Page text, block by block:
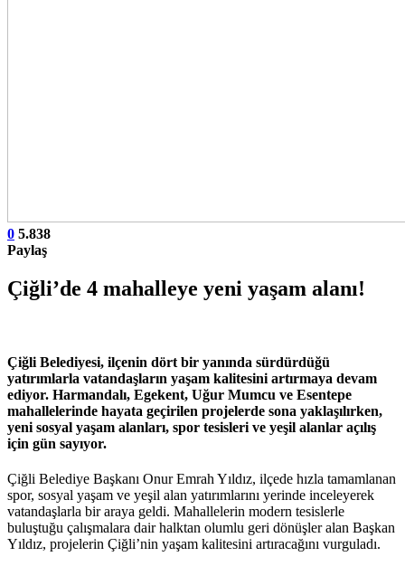
0 5.838
Paylaş
Çiğli’de 4 mahalleye yeni yaşam alanı!
Çiğli Belediyesi, ilçenin dört bir yanında sürdürdüğü
yatırımlarla vatandaşların yaşam kalitesini artırmaya devam
ediyor. Harmandalı, Egekent, Uğur Mumcu ve Esentepe
mahallelerinde hayata geçirilen projelerde sona yaklaşılırken,
yeni sosyal yaşam alanları, spor tesisleri ve yeşil alanlar açılış
için gün sayıyor.
Çiğli Belediye Başkanı Onur Emrah Yıldız, ilçede hızla tamamlanan
spor, sosyal yaşam ve yeşil alan yatırımlarını yerinde inceleyerek
vatandaşlarla bir araya geldi. Mahallelerin modern tesislerle
buluştuğu çalışmalara dair halktan olumlu geri dönüşler alan Başkan
Yıldız, projelerin Çiğli’nin yaşam kalitesini artıracağını vurguladı.